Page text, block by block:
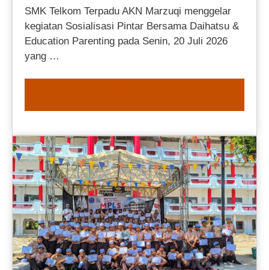
SMK Telkom Terpadu AKN Marzuqi menggelar
kegiatan Sosialisasi Pintar Bersama Daihatsu &
Education Parenting pada Senin, 20 Juli 2026
yang …